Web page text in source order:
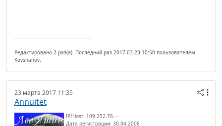
Редактировано 2 раз(а). Последний раз 2017-03-23 10:50 пользователем
Kovshanov.
23 марта 2017 11:35
Annuitet
IP/Host: 109.252.76.---
Дата регистрации: 30.04.2008